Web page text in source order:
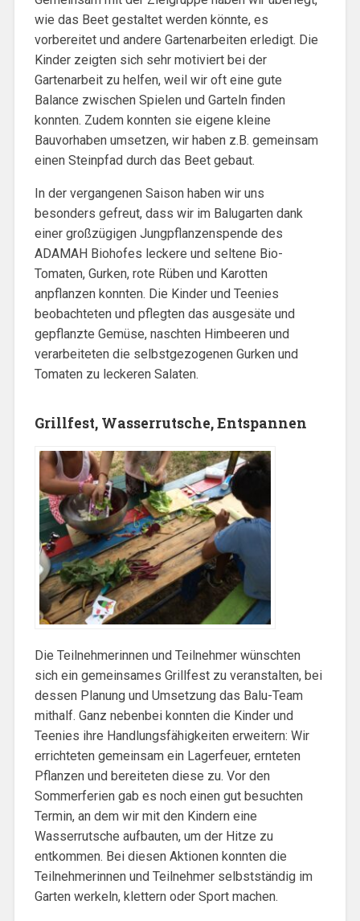
wie das Beet gestaltet werden könnte, es
vorbereitet und andere Gartenarbeiten erledigt. Die
Kinder zeigten sich sehr motiviert bei der
Gartenarbeit zu helfen, weil wir oft eine gute
Balance zwischen Spielen und Garteln finden
konnten. Zudem konnten sie eigene kleine
Bauvorhaben umsetzen, wir haben z.B. gemeinsam
einen Steinpfad durch das Beet gebaut.
In der vergangenen Saison haben wir uns
besonders gefreut, dass wir im Balugarten dank
einer großzügigen Jungpflanzenspende des
ADAMAH Biohofes leckere und seltene Bio-
Tomaten, Gurken, rote Rüben und Karotten
anpflanzen konnten. Die Kinder und Teenies
beobachteten und pflegten das ausgesäte und
gepflanzte Gemüse, naschten Himbeeren und
verarbeiteten die selbstgezogenen Gurken und
Tomaten zu leckeren Salaten.
Grillfest, Wasserrutsche, Entspannen
Die Teilnehmerinnen und Teilnehmer wünschten
sich ein gemeinsames Grillfest zu veranstalten, bei
dessen Planung und Umsetzung das Balu-Team
mithalf. Ganz nebenbei konnten die Kinder und
Teenies ihre Handlungsfähigkeiten erweitern: Wir
errichteten gemeinsam ein Lagerfeuer, ernteten
Pflanzen und bereiteten diese zu. Vor den
Sommerferien gab es noch einen gut besuchten
Termin, an dem wir mit den Kindern eine
Wasserrutsche aufbauten, um der Hitze zu
entkommen. Bei diesen Aktionen konnten die
Teilnehmerinnen und Teilnehmer selbstständig im
Garten werkeln, klettern oder Sport machen.